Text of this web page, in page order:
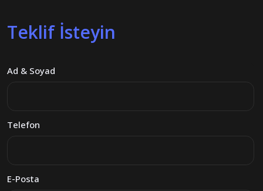
Teklif İsteyin
Ad & Soyad
Telefon
E-Posta